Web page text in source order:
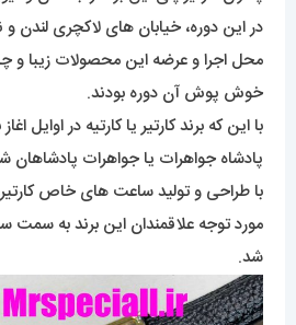
زیورالات منحصر به فرد کارتیر به مرور از
پسران کارتیر پای این برند را به لندن و
در این دوره، خیابان های لاکچری لندن و
محل اجرا و عرضه این محصولات زیبا و
خوش پوش آن دوره بودند.
با این که برند کارتیر یا کارتیه در اوایل
پادشاه جواهرات یا جواهرات پادشاهان
با طراحی و تولید ساعت های خاص کارتیر،
مورد توجه علاقمندان این برند به سمت
شد.